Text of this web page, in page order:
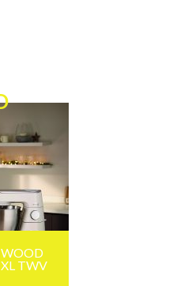
TWV